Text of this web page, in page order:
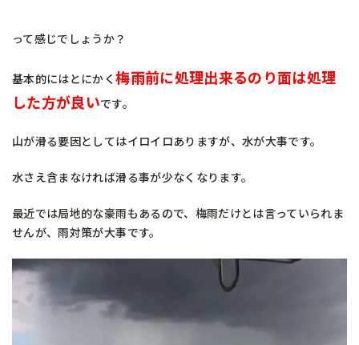
って感じでしょうか？
基本的にはとにかく梅雨前に処理出来るのり面は処理
した方が良いです。
山が滑る要因としてはイロイロありますが、水が大事です。
水さえ含まなければ滑る事が少なくなります。
最近では局地的な豪雨もあるので、梅雨だけとは言っていられま
せんが、雨対策が大事です。